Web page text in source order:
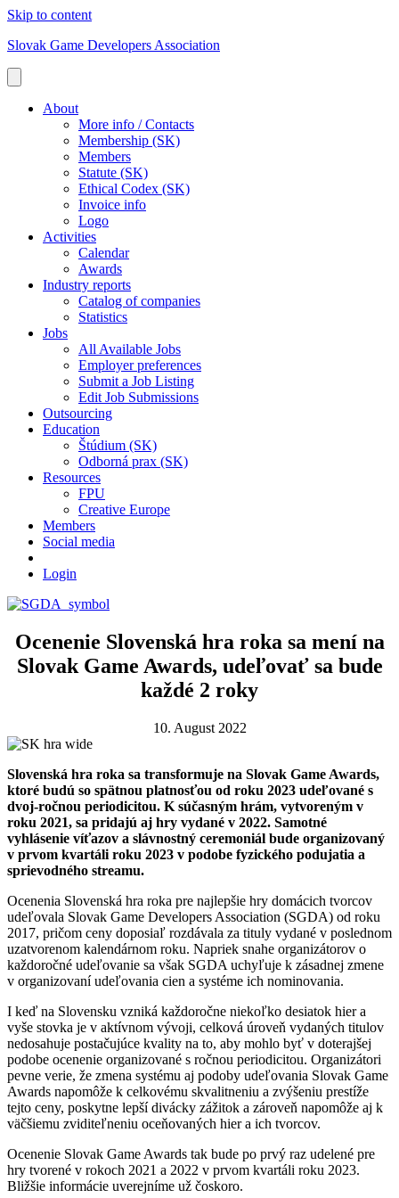
Skip to content
Slovak Game Developers Association
About
More info / Contacts
Membership (SK)
Members
Statute (SK)
Ethical Codex (SK)
Invoice info
Logo
Activities
Calendar
Awards
Industry reports
Catalog of companies
Statistics
Jobs
All Available Jobs
Employer preferences
Submit a Job Listing
Edit Job Submissions
Outsourcing
Education
Štúdium (SK)
Odborná prax (SK)
Resources
FPU
Creative Europe
Members
Social media
Login
Ocenenie Slovenská hra roka sa mení na
Slovak Game Awards, udeľovať sa bude
každé 2 roky
10. August 2022
Slovenská hra roka sa transformuje na Slovak Game Awards,
ktoré budú so spätnou platnosťou od roku 2023 udeľované s
dvoj-ročnou periodicitou. K súčasným hrám, vytvoreným v
roku 2021, sa pridajú aj hry vydané v 2022. Samotné
vyhlásenie víťazov a slávnostný ceremoniál bude organizovaný
v prvom kvartáli roku 2023 v podobe fyzického podujatia a
sprievodného streamu.
Ocenenia Slovenská hra roka pre najlepšie hry domácich tvorcov
udeľovala Slovak Game Developers Association (SGDA) od roku
2017, pričom ceny doposiaľ rozdávala za tituly vydané v poslednom
uzatvorenom kalendárnom roku. Napriek snahe organizátorov o
každoročné udeľovanie sa však SGDA uchyľuje k zásadnej zmene
v organizovaní udeľovania cien a systéme ich nominovania.
I keď na Slovensku vzniká každoročne niekoľko desiatok hier a
vyše stovka je v aktívnom vývoji, celková úroveň vydaných titulov
nedosahuje postačujúce kvality na to, aby mohlo byť v doterajšej
podobe ocenenie organizované s ročnou periodicitou. Organizátori
pevne verie, že zmena systému aj podoby udeľovania Slovak Game
Awards napomôže k celkovému skvalitneniu a zvýšeniu prestíže
tejto ceny, poskytne lepší divácky zážitok a zároveň napomôže aj k
väčšiemu zviditeľneniu oceňovaných hier a ich tvorcov.
Ocenenie Slovak Game Awards tak bude po prvý raz udelené pre
hry tvorené v rokoch 2021 a 2022 v prvom kvartáli roku 2023.
Bližšie informácie uverejníme už čoskoro.